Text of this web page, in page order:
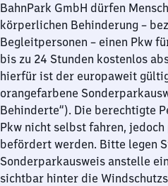
BahnPark GmbH dürfen
körperlichen Behinderung –
Begleitpersonen – einen Pkw
bis zu 24 Stunden kostenlos
hierfür ist der europaweit
orangefarbene
Behinderte“). Die berechtigte
Pkw nicht selbst fahren,
befördert werden. Bitte legen
Sonderparkausweis anstelle
sichtbar hinter die